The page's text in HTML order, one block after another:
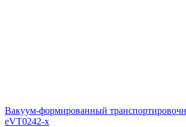
Вакуум-формированный
eVT0242-x